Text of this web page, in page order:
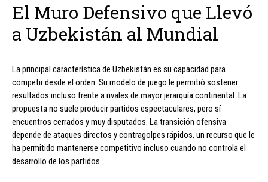
El Muro Defensivo que Llevó
a Uzbekistán al Mundial
La principal característica de Uzbekistán es su capacidad para
competir desde el orden. Su modelo de juego le permitió sostener
resultados incluso frente a rivales de mayor jerarquía continental. La
propuesta no suele producir partidos espectaculares, pero sí
encuentros cerrados y muy disputados. La transición ofensiva
depende de ataques directos y contragolpes rápidos, un recurso que le
ha permitido mantenerse competitivo incluso cuando no controla el
desarrollo de los partidos.